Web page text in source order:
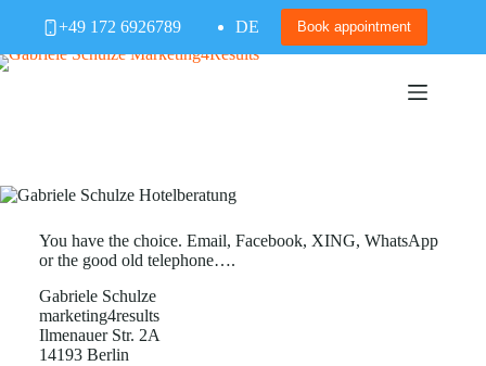
+49 172 6926789 DE Book appointment
You have the choice. Email, Facebook, XING, WhatsApp
or the good old telephone….
Gabriele Schulze
marketing4results
Ilmenauer Str. 2A
14193 Berlin